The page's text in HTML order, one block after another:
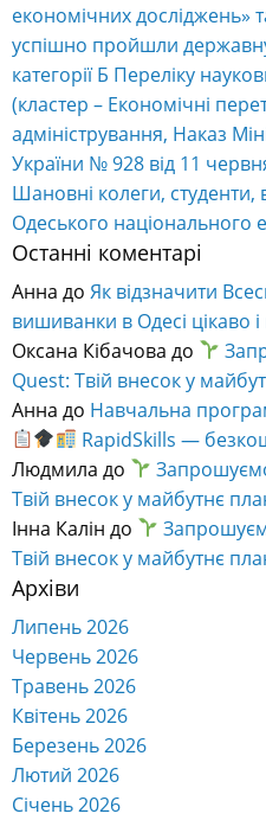
економічних досліджень»
успішно пройшли
категорії Б Переліку
(кластер – Економічні
адміністрування, Наказ
України № 928 від 11
Шановні колеги, студенти,
Одеського національного
Останні коментарі
Анна до Як відзначити
вишиванки в Одесі цікаво
Оксана Кібачова до
Quest: Твій внесок у
Анна до Навчальна
RapidSkills —
Людмила до
Твій внесок у майбутнє
Інна Калін до
Твій внесок у майбутнє
Архіви
Липень 2026
Червень 2026
Травень 2026
Квітень 2026
Березень 2026
Лютий 2026
Січень 2026